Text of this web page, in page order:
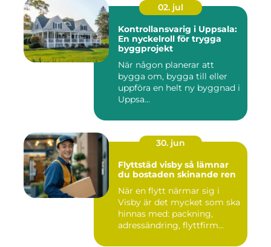
02. jul
Kontrollansvarig i Uppsala:
En nyckelroll för trygga
byggprojekt
När någon planerar att
bygga om, bygga till eller
uppföra en helt ny byggnad i
Uppsa...
30. jun
Flyttstäd visby så lämnar
du bostaden skinande ren
När en flytt närmar sig i
Visby är det mycket som ska
hinnas med: packning,
adressändring, flyttfirm...